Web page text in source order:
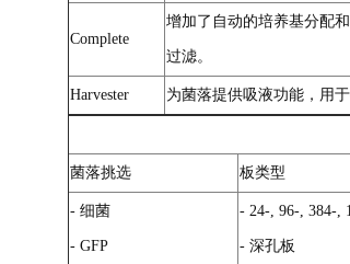
Complete
增加了自动的培养基分配
过滤。
Harvester 为菌落提供吸液功能，用于
菌落挑选 板类型
- 细菌
- GFP
- 24-, 96-, 384-,
- 深孔板